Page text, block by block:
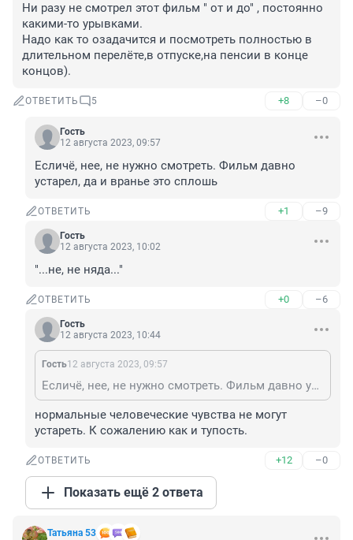
Ни разу не смотрел этот фильм " от и до" , постоянно
какими-то урывками.
Надо как то озадачится и посмотреть полностью в
длительном перелёте,в отпуске,на пенсии в конце
концов).
ОТВЕТИТЬ 5 +8 –0
Гость
12 августа 2023, 09:57
Есличё, нее, не нужно смотреть. Фильм давно
устарел, да и вранье это сплошь
ОТВЕТИТЬ +1 –9
Гость
12 августа 2023, 10:02
"...не, не няда..."
ОТВЕТИТЬ +0 –6
Гость
12 августа 2023, 10:44
Гость12 августа 2023, 09:57
Есличё, нее, не нужно смотреть. Фильм давно устарел, да и вранье это сплошь
нормальные человеческие чувства не могут
устареть. К сожалению как и тупость.
ОТВЕТИТЬ +12 –0
Показать ещё 2 ответа
Татьяна 53